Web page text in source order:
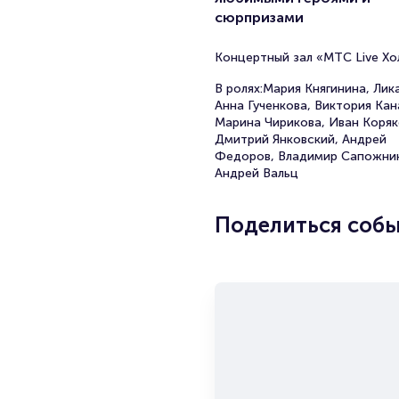
сюрпризами
Концертный зал «МТС Live
В ролях:Мария Княгинина,
Анна Гученкова, Виктория
Марина Чирикова, Иван
Дмитрий Янковский, Андрей
Федоров, Владимир
Андрей Вальц
Поделиться